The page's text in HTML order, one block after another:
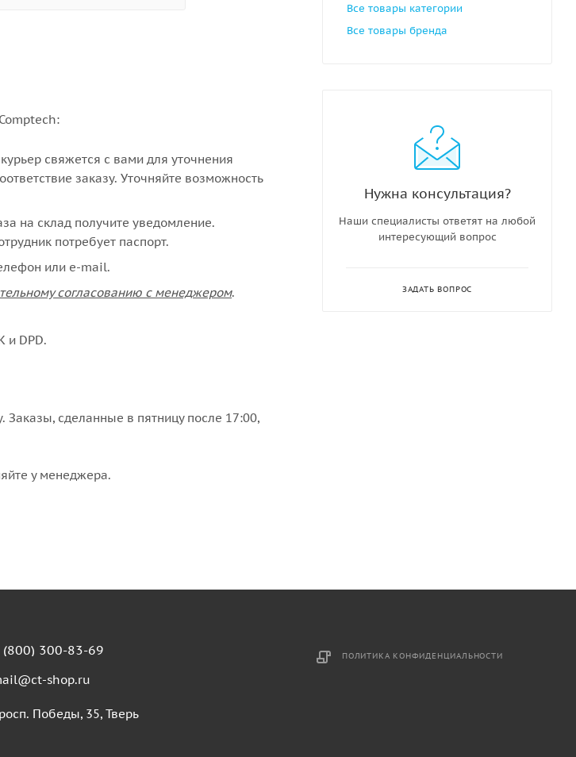
свяжется с вами для уточнения
заказу. Уточняйте возможность
на склад получите уведомление.
потребует паспорт.
или e-mail.
согласованию с менеджером.
и DPD.
сделанные в пятницу после 17:00,
у менеджера.
Все товары категории
Все товары бренда
Нужна консультация?
Наши специалисты ответят на любой
интересующий вопрос
ЗАДАТЬ ВОПРОС
(800) 300-83-69
shop.ru
Победы, 35, Тверь
ПОЛИТИКА КОНФИДЕНЦИАЛЬНОСТИ